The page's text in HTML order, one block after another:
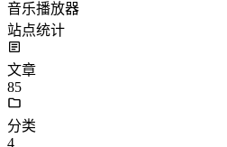
音乐播放器
站点统计
文章
85
分类
4